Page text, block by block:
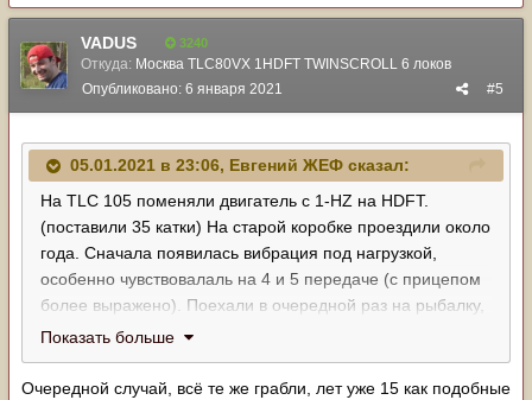
VADUS 3240
Откуда: Москва TLC80VX 1HDFT TWINSCROLL 6 локов
#5
Опубликовано: 6 января 2021
05.01.2021 в 23:06, Евгений ЖЕФ сказал:
На TLC 105 поменяли двигатель с 1-HZ на HDFT.
(поставили 35 катки) На старой коробке проездили около
года. Сначала появилась вибрация под нагрузкой,
особенно чувствовалаль на 4 и 5 передаче (с прицепом
более выражено). Поехали в очередной раз на рыбалку,
за собой телега с двумя снежиками. На пол пути в
коробке раздаётся неприятный хруст и кирдык,
приехали.
Показать больше
Очередной случай, всё те же грабли, лет уже 15 как подобные